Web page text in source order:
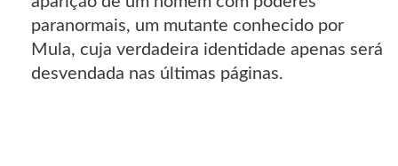
paranormais, um mutante conhecido por
Mula, cuja verdadeira identidade apenas será
desvendada nas últimas páginas.